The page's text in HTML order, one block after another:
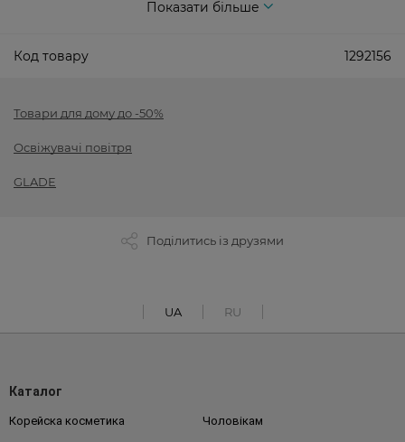
Показати більше
Код товару 1292156
Товари для дому до -50%
Освіжувачі повітря
GLADE
Поділитись із друзями
UA RU
Каталог
Корейска косметика Чоловікам